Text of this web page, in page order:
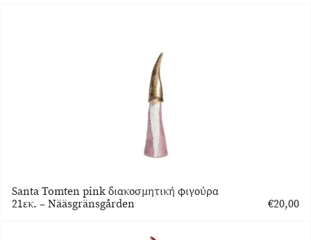
Santa Tomten pink διακοσμητική φιγούρα
21εκ. – Nääsgränsgården
€20,00